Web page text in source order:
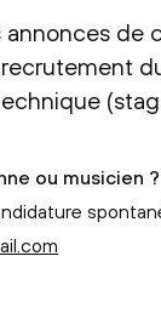
annonces de
ou musicien ?